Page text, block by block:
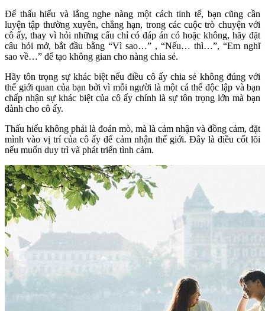
Để thấu hiểu và lắng nghe nàng một cách tinh tế, bạn cũng cần
luyện tập thường xuyên, chẳng hạn, trong các cuộc trò chuyện với
cô ấy, thay vì hỏi những cấu chỉ có đáp án có hoặc không, hãy đặt
câu hỏi mở, bắt đầu bằng “Vì sao…” , “Nếu… thì…”, “Em nghĩ
sao về…” để tạo không gian cho nàng chia sẻ.
Hãy tôn trọng sự khác biệt nếu điều cô ấy chia sẻ không đúng với
thế giới quan của bạn bởi vì mỗi người là một cá thể độc lập và bạn
chấp nhận sự khác biệt của cô ấy chính là sự tôn trọng lớn mà bạn
dành cho cô ấy.
Thấu hiểu không phải là đoán mò, mà là cảm nhận và đồng cảm, đặt
mình vào vị trí của cô ấy để cảm nhận thế giới. Đây là điều cốt lõi
nếu muốn duy trì và phát triển tình cảm.